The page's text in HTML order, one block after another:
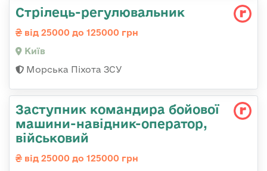
Стpілець-регулювальник
від 25000 до 125000 грн
Київ
Морська Піхота ЗСУ
Заступник командиpа бойової
машини-навідник-оператор,
військовий
від 25000 до 125000 грн